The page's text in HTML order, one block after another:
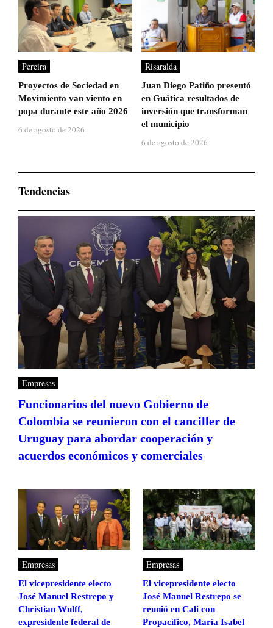
Pereira
Proyectos de Sociedad en
Movimiento van viento en
popa durante este año 2026
6 de agosto de 2026
Risaralda
Juan Diego Patiño presentó
en Guática resultados de
inversión que transforman
el municipio
6 de agosto de 2026
Tendencias
Empresas
Funcionarios del nuevo Gobierno de
Colombia se reunieron con el canciller de
Uruguay para abordar cooperación y
acuerdos económicos y comerciales
Empresas
El vicepresidente electo
José Manuel Restrepo y
Christian Wulff,
expresidente federal de
Empresas
El vicepresidente electo
José Manuel Restrepo se
reunió en Cali con
Propacífico, María Isabel